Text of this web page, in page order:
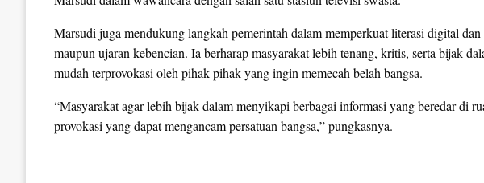
Marsudi juga mendukung langkah pemerintah dalam memperkuat literasi digital
maupun ujaran kebencian. Ia berharap masyarakat lebih tenang, kritis, serta bijak
mudah terprovokasi oleh pihak-pihak yang ingin memecah belah bangsa.
“Masyarakat agar lebih bijak dalam menyikapi berbagai informasi yang beredar di
provokasi yang dapat mengancam persatuan bangsa,” pungkasnya.